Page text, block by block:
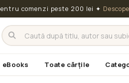
comenzi peste 200 lei ✦
eBooks Toate cărțile